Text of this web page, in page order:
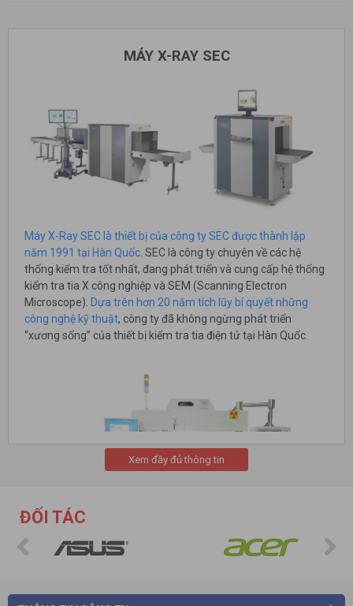
MÁY X-RAY SEC
Máy X-Ray SEC là thiết bị của công ty SEC được thành lập
năm 1991 tại Hàn Quốc . SEC là công ty chuyên về các hệ
thống kiểm tra tốt nhất, đang phát triển và cung cấp hệ thống
kiểm tra tia X công nghiệp và SEM (Scanning Electron
Microscope). Dựa trên hơn 20 năm tích lũy bí quyết những
công nghệ kỹ thuật, công ty đã không ngừng phát triển
“xương sống” của thiết bị kiểm tra tia điện tử tại Hàn Quốc.
Xem đầy đủ thông tin
ĐỐI TÁC